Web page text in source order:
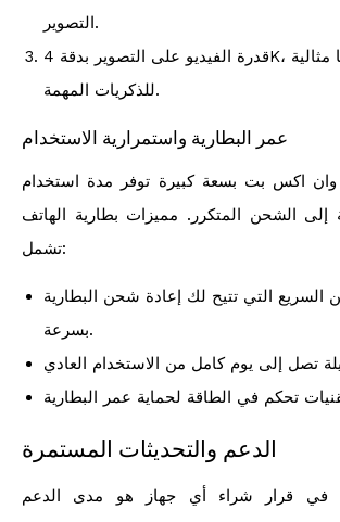
التصوير.
قدرة الفيديو على التصوير بدقة 4K، مما يجعلها مثالية
للذكريات المهمة.
عمر البطارية واستمرارية الاستخدام
وان اكس بت بسعة كبيرة توفر مدة استخدام
إلى الشحن المتكرر. مميزات بطارية الهاتف
تشمل:
السريع التي تتيح لك إعادة شحن البطارية
بسرعة.
الدعم والتحديثات المستمرة
في قرار شراء أي جهاز هو مدى الدعم